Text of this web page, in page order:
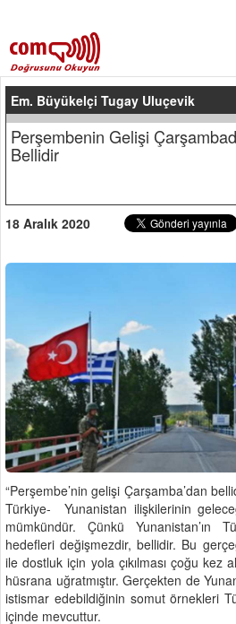
Em. Büyükelçi Tugay Uluçevik
Perşembenin Gelişi
Bellidir
18 Aralık 2020
“Perşembe’nin gelişi Çarşamba’dan
Türkiye- Yunanistan ilişkilerinin
mümkündür. Çünkü Yunanistan’ın
hedefleri değişmezdir, bellidir. Bu
ile dostluk için yola çıkılması çoğu kez
hüsrana uğratmıştır. Gerçekten de
istismar edebildiğinin somut örnekleri
içinde mevcuttur.